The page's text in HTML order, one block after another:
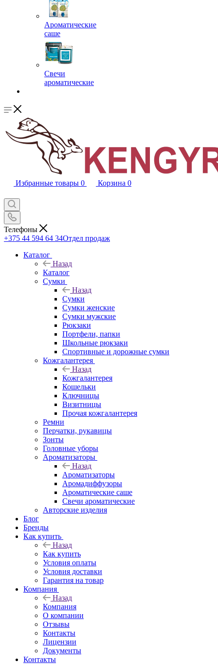
Ароматические
саше
Свечи
ароматические
Избранные товары 0 Корзина 0
Телефоны
+375 44 594 64 34Отдел продаж
Каталог
Назад
Каталог
Сумки
Назад
Сумки
Сумки женские
Сумки мужские
Рюкзаки
Портфели, папки
Школьные рюкзаки
Спортивные и дорожные сумки
Кожгалантерея
Назад
Кожгалантерея
Кошельки
Ключницы
Визитницы
Прочая кожгалантерея
Ремни
Перчатки, рукавицы
Зонты
Головные уборы
Ароматизаторы
Назад
Ароматизаторы
Аромадиффузоры
Ароматические саше
Свечи ароматические
Авторские изделия
Блог
Бренды
Как купить
Назад
Как купить
Условия оплаты
Условия доставки
Гарантия на товар
Компания
Назад
Компания
О компании
Отзывы
Контакты
Лицензии
Документы
Контакты